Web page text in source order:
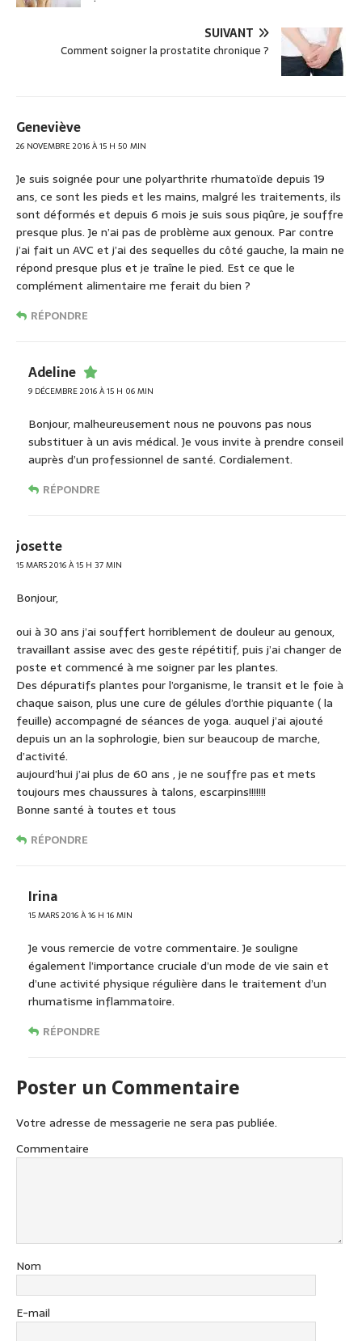
SUIVANT
Comment soigner la prostatite chronique ?
Geneviève
26 NOVEMBRE 2016 À 15 H 50 MIN
Je suis soignée pour une polyarthrite rhumatoïde depuis 19
ans, ce sont les pieds et les mains, malgré les traitements, ils
sont déformés et depuis 6 mois je suis sous piqûre, je souffre
presque plus. Je n’ai pas de problème aux genoux. Par contre
j’ai fait un AVC et j’ai des sequelles du côté gauche, la main ne
répond presque plus et je traîne le pied. Est ce que le
complément alimentaire me ferait du bien ?
RÉPONDRE
Adeline
9 DÉCEMBRE 2016 À 15 H 06 MIN
Bonjour, malheureusement nous ne pouvons pas nous
substituer à un avis médical. Je vous invite à prendre conseil
auprès d’un professionnel de santé. Cordialement.
RÉPONDRE
josette
15 MARS 2016 À 15 H 37 MIN
Bonjour,
oui à 30 ans j’ai souffert horriblement de douleur au genoux,
travaillant assise avec des geste répétitif, puis j’ai changer de
poste et commencé à me soigner par les plantes.
Des dépuratifs plantes pour l’organisme, le transit et le foie à
chaque saison, plus une cure de gélules d’orthie piquante ( la
feuille) accompagné de séances de yoga. auquel j’ai ajouté
depuis un an la sophrologie, bien sur beaucoup de marche,
d’activité.
aujourd’hui j’ai plus de 60 ans , je ne souffre pas et mets
toujours mes chaussures à talons, escarpins!!!!!!!
Bonne santé à toutes et tous
RÉPONDRE
Irina
15 MARS 2016 À 16 H 16 MIN
Je vous remercie de votre commentaire. Je souligne
également l’importance cruciale d’un mode de vie sain et
d’une activité physique régulière dans le traitement d’un
rhumatisme inflammatoire.
RÉPONDRE
Poster un Commentaire
Votre adresse de messagerie ne sera pas publiée.
Commentaire
Nom
E-mail